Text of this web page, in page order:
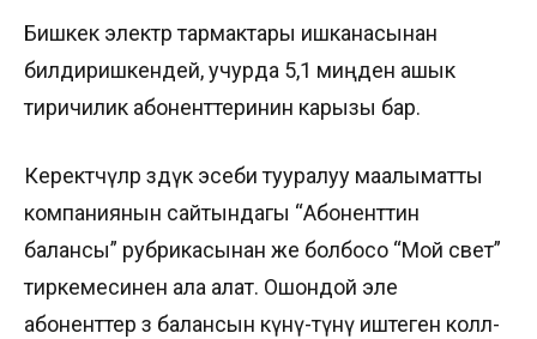
Бишкек электр тармактары ишканасынан
билдиришкендей, учурда 5,1 миңден ашык
тиричилик абоненттеринин карызы бар.
Керектөөчүлөр өздүк эсеби тууралуу маалыматты
компаниянын сайтындагы “Абоненттин
балансы” рубрикасынан же болбосо “Мой свет”
тиркемесинен ала алат. Ошондой эле
абоненттер өз балансын күнү-түнү иштеген колл-